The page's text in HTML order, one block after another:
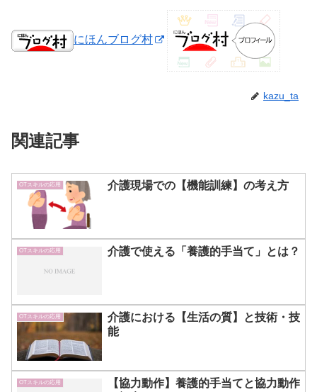
にほんブログ村
kazu_ta
関連記事
OTスキルの応用 介護現場での【機能訓練】の考え方
OTスキルの応用 介護で使える「養護的手当て」とは？
OTスキルの応用
介護における【生活の質】と技術・技
能
OTスキルの応用
【協力動作】養護的手当てと協力動作